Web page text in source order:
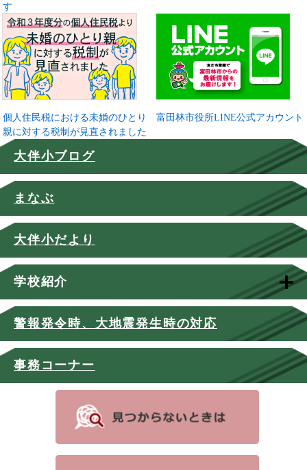
大伴小ブログ
まなぶ
大伴小だより
学校紹介
警報発令時、大地震発生時の対応
事務コーナー
す
個人住民税における未婚のひとり
親に対する税制が見直されました
富田林市役所LINE公式アカウント